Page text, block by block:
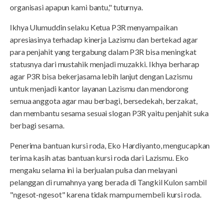
organisasi apapun kami bantu," tuturnya.
Ikhya Ulumuddin selaku Ketua P3R menyampaikan
apresiasinya terhadap kinerja Lazismu dan bertekad agar
para penjahit yang tergabung dalam P3R bisa meningkat
statusnya dari mustahik menjadi muzakki. Ikhya berharap
agar P3R bisa bekerjasama lebih lanjut dengan Lazismu
untuk menjadi kantor layanan Lazismu dan mendorong
semua anggota agar mau berbagi, bersedekah, berzakat,
dan membantu sesama sesuai slogan P3R yaitu penjahit suka
berbagi sesama.
Penerima bantuan kursi roda, Eko Hardiyanto, mengucapkan
terima kasih atas bantuan kursi roda dari Lazismu. Eko
mengaku selama ini ia berjualan pulsa dan melayani
pelanggan di rumahnya yang berada di Tangkil Kulon sambil
"ngesot-ngesot" karena tidak mampu membeli kursi roda.